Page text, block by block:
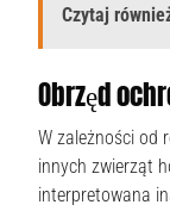
Czytaj
Obrzęd
W zależności od
innych zwierząt
interpretowana